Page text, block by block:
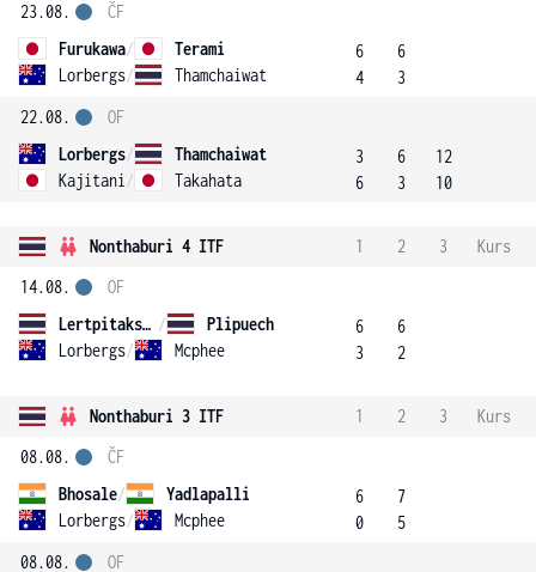
23.08.
Furukawa/
Terami
Lorbergs/ Thamchaiwat
ČF
6
4
6
3
22.08.
Lorbergs/
Thamchaiwat
Kajitani / Takahata
OF
3
6
6
3
12
10
Nonthaburi 4 ITF 1 2 3
Kurs
14.08.
Lertpitaksinchai /
Plipuech
Lorbergs/ Mcphee
OF
6
3
6
2
Nonthaburi 3 ITF 1 2 3
Kurs
08.08.
Bhosale/
Yadlapalli
Lorbergs/ Mcphee
ČF
6
0
7
5
08.08.
OF